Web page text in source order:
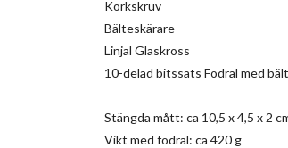
Korkskruv
Bälteskärare
Linjal Glaskross
10-delad bitssats Fodral med
Stängda mått: ca 10,5 x 4,5 x 2
Vikt med fodral: ca 420 g